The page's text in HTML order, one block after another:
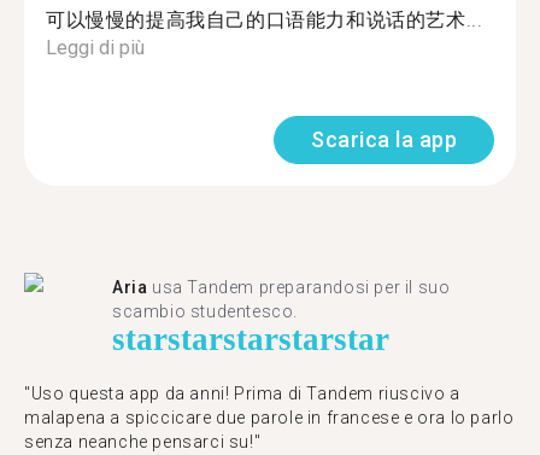
可以慢慢的提高我自己的口语能力和说话的艺术...
Leggi di più
Scarica la app
Aria usa Tandem preparandosi per il suo
scambio studentesco.
starstarstarstarstar
"Uso questa app da anni! Prima di Tandem riuscivo a
malapena a spiccicare due parole in francese e ora lo parlo
senza neanche pensarci su!"